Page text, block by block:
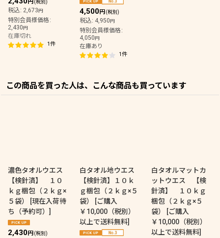
円 (税別)
税込: 2,673円
特別会員様価格 :
2,430円
在庫切れ
1件
4,500円 (税別)
税込: 4,950円
特別会員様価格 :
4,050円
在庫あり
1件
この商品を買った人は、こんな商品も買っています
濃色タオルウエス
【検針済】 １０
ｋｇ梱包（２ｋｇ×
５袋）
[現在入荷待
ち（予約可） ]
2,430円 (税別)
白タオル地ウエス
【検針済】１０ｋ
ｇ梱包（２ｋｇ×５
袋）
[ご購入
￥10,000（税別）
以上で送料無料]
白タオルマットカ
ットウエス 【検
針済】 １０ｋｇ
梱包（２ｋｇ×５
袋）
[ご購入
￥10,000（税別）
以上で送料無料]